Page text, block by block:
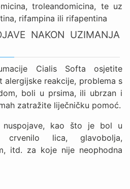
troleandomicina, te uz
rifampina ili rifapentina
NAKON UZIMANJA
Cialis Softa osjetite
alergijske reakcije, problema s
boli u prsima, ili ubrzan i
zatražite liječničku pomoć.
nuspojave, kao što je bol u
crvenilo lica, glavobolja,
itd. za koje nije neophodna